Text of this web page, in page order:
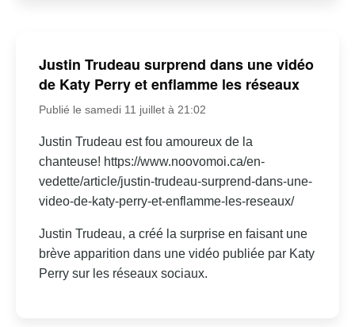
Justin Trudeau surprend dans une vidéo
de Katy Perry et enflamme les réseaux
Publié le samedi 11 juillet à 21:02
Justin Trudeau est fou amoureux de la
chanteuse! https://www.noovomoi.ca/en-
vedette/article/justin-trudeau-surprend-dans-une-
video-de-katy-perry-et-enflamme-les-reseaux/
Justin Trudeau, a créé la surprise en faisant une
brève apparition dans une vidéo publiée par Katy
Perry sur les réseaux sociaux.